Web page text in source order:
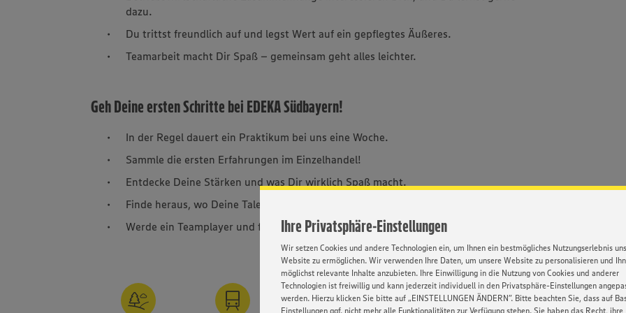
Ihre Privatsphäre-Einstellungen
Wir setzen Cookies und andere Technologien ein, um Ihnen ein bestmögliches Nutzungserlebnis
Website zu ermöglichen. Wir verwenden Ihre Daten, um unsere Website zu personalisieren und
möglichst relevante Inhalte anzubieten. Ihre Einwilligung in die Nutzung von Cookies und anderer
Technologien ist freiwillig und kann jederzeit individuell in den Privatsphäre-Einstellungen
werden. Hierzu klicken Sie bitte auf „EINSTELLUNGEN ÄNDERN”. Bitte beachten Sie, dass auf
Einstellungen ggf. nicht mehr alle Funktionalitäten zur Verfügung stehen. Sie haben das Recht, ihre
dazu.
Du trittst freundlich auf und legst Wert auf ein gepflegtes Äußeres.
Teamarbeit macht Dir Spaß – gemeinsam geht alles leichter.
Geh Deine ersten Schritte bei EDEKA Südbayern!
In der Regel dauert ein Praktikum bei uns eine Woche.
Sammle die ersten Erfahrungen im Einzelhandel!
Entdecke Deine Stärken und was Dir wirklich Spaß macht.
Finde heraus, wo Deine Talente liegen.
Werde ein Teamplayer und frag uns Löcher in den Bauch.